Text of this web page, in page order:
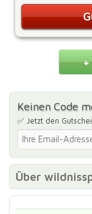
Keinen Code
✅ Jetzt den
Über